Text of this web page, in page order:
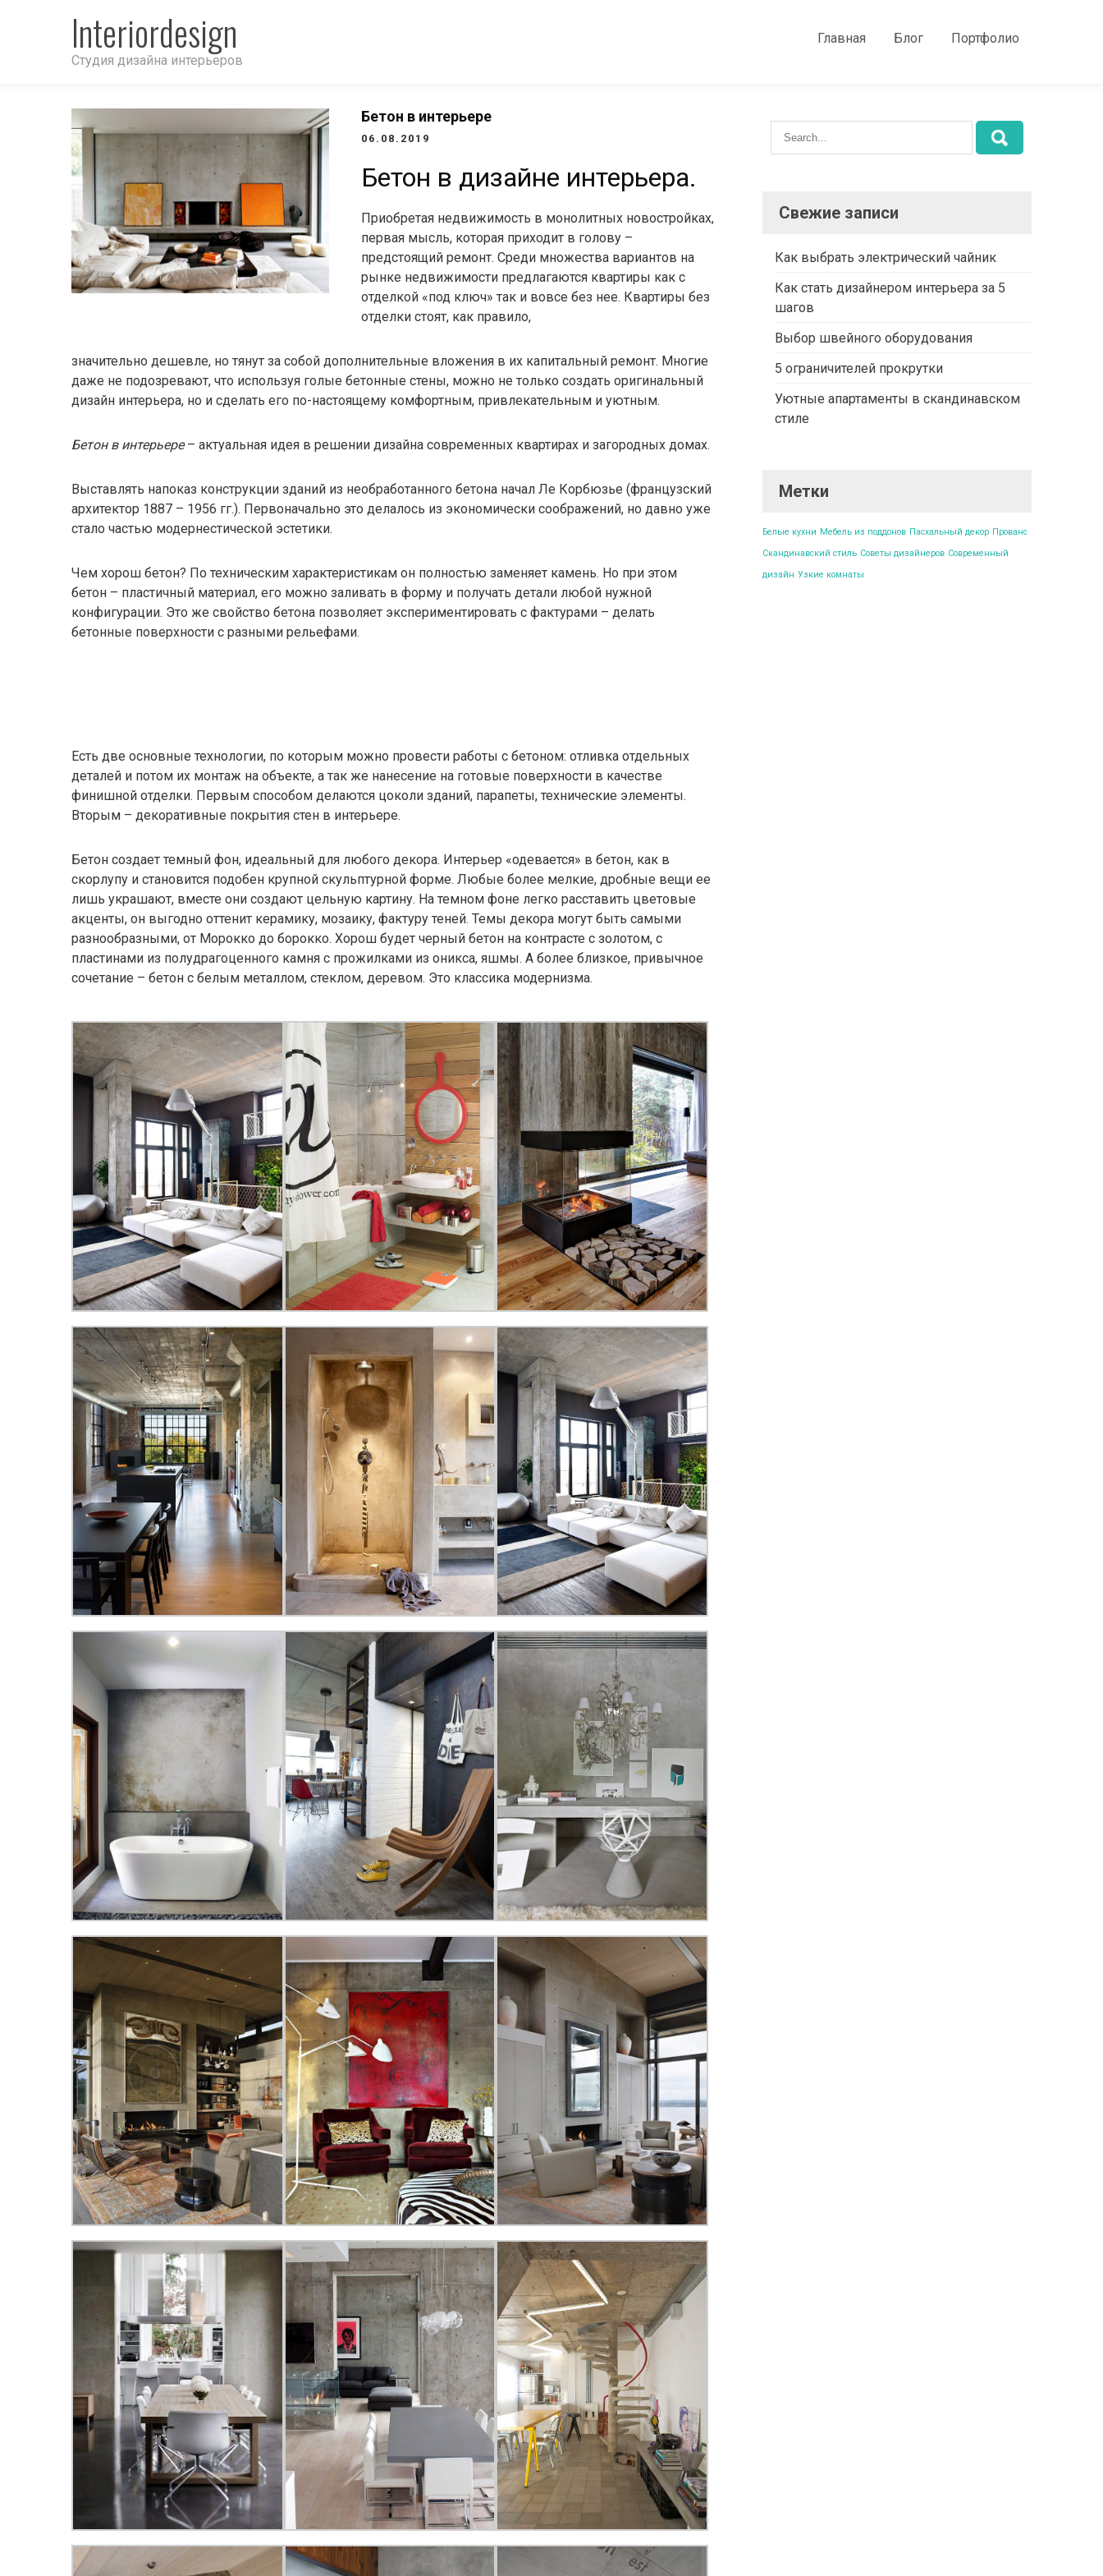
Interiordesign
Студия дизайна интерьеров
Главная Блог Портфолио
Бетон в интерьере
06.08.2019
Бетон в дизайне интерьера.
Приобретая недвижимость в монолитных новостройках,
первая мысль, которая приходит в голову –
предстоящий ремонт. Среди множества вариантов на
рынке недвижимости предлагаются квартиры как с
отделкой «под ключ» так и вовсе без нее. Квартиры без
отделки стоят, как правило,
значительно дешевле, но тянут за собой дополнительные вложения в их капитальный ремонт. Многие
даже не подозревают, что используя голые бетонные стены, можно не только создать оригинальный
дизайн интерьера, но и сделать его по-настоящему комфортным, привлекательным и уютным.
Бетон в интерьере– актуальная идея в решении дизайна современных квартирах и загородных домах.
Выставлять напоказ конструкции зданий из необработанного бетона начал Ле Корбюзье (французский
архитектор 1887 – 1956 гг.). Первоначально это делалось из экономически соображений, но давно уже
стало частью модернестической эстетики.
Чем хорош бетон? По техническим характеристикам он полностью заменяет камень. Но при этом
бетон – пластичный материал, его можно заливать в форму и получать детали любой нужной
конфигурации. Это же свойство бетона позволяет экспериментировать с фактурами – делать
бетонные поверхности с разными рельефами.
Есть две основные технологии, по которым можно провести работы с бетоном: отливка отдельных
деталей и потом их монтаж на объекте, а так же нанесение на готовые поверхности в качестве
финишной отделки. Первым способом делаются цоколи зданий, парапеты, технические элементы.
Вторым – декоративные покрытия стен в интерьере.
Бетон создает темный фон, идеальный для любого декора. Интерьер «одевается» в бетон, как в
скорлупу и становится подобен крупной скульптурной форме. Любые более мелкие, дробные вещи ее
лишь украшают, вместе они создают цельную картину. На темном фоне легко расставить цветовые
акценты, он выгодно оттенит керамику, мозаику, фактуру теней. Темы декора могут быть самыми
разнообразными, от Морокко до борокко. Хорош будет черный бетон на контрасте с золотом, с
пластинами из полудрагоценного камня с прожилками из оникса, яшмы. А более близкое, привычное
сочетание – бетон с белым металлом, стеклом, деревом. Это классика модернизма.
Свежие записи
Как выбрать электрический чайник
Как стать дизайнером интерьера за 5
шагов
Выбор швейного оборудования
5 ограничителей прокрутки
Уютные апартаменты в скандинавском
стиле
Метки
Белые кухни Мебель из поддонов Пасхальный декор Прованс
Скандинавский стиль Советы дизайнеров Современный
дизайн Узкие комнаты